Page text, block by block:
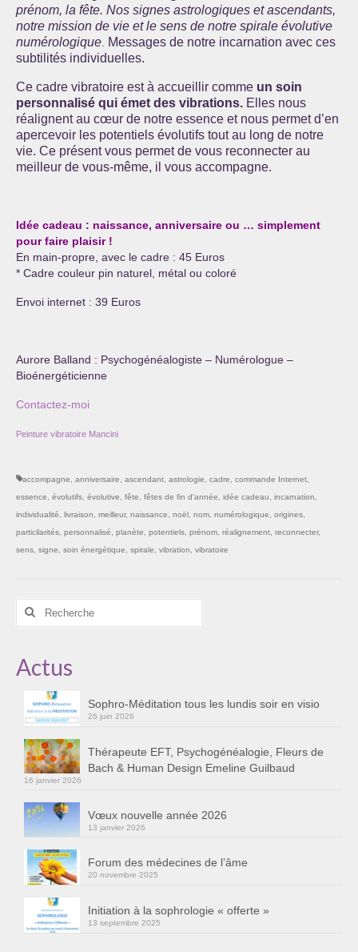
Témoignages B
Prendre contact
prénom, la fête. Nos signes astrologiques et ascendants,
notre mission de vie et le sens de notre spirale évolutive
numérologique Messages de notre incarnation avec ces
subtilités individuelles.
Ce cadre vibratoire est à accueillir comme un soin
personnalisé qui émet des vibrations. Elles nous
réalignent au cœur de notre essence et nous permet d’en
apercevoir les potentiels évolutifs tout au long de notre
vie. Ce présent vous permet de vous reconnecter au
meilleur de vous-même, il vous accompagne.
Idée cadeau : naissance, anniversaire ou … simplement
pour faire plaisir !
En main-propre, avec le cadre : 45 Euros
* Cadre couleur pin naturel, métal ou coloré
Envoi internet : 39 Euros
Aurore Balland : Psychogénéalogiste – Numérologue –
Bioénergéticienne
Contactez-moi
Peinture vibratoire Mancini
accompagne anniversaire ascendant astrologie cadre commande Internet
essence
évolutifs évolutive fête fêtes de fin d'année idée cadeau incarnation
individualité
livraison meilleur, naissance noël nom numérologique origines
particilarités personnalisé planète potentiels prénom réalignement reconnecter,
sens signe soin énergétique spirale vibration vibratoire
Rechercher
Actus
Sophro-Méditation tous les lundis soir en visio
26 juin 2026
Thérapeute EFT, Psychogénéalogie, Fleurs de
Bach & Human Design Emeline Guilbaud
16 janvier 2026
Vœux nouvelle année 2026
13 janvier 2026
Forum des médecines de l’âme
20 novembre 2025
Initiation à la sophrologie « offerte »
13 septembre 2025